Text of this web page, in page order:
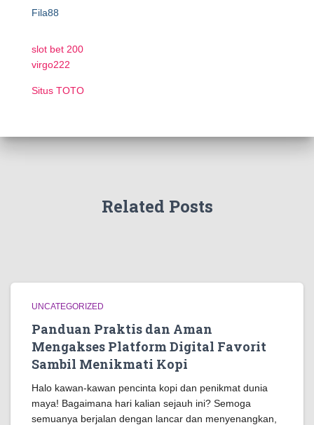
Fila88
slot bet 200
virgo222
Situs TOTO
Related Posts
UNCATEGORIZED
Panduan Praktis dan Aman
Mengakses Platform Digital Favorit
Sambil Menikmati Kopi
Halo kawan-kawan pencinta kopi dan penikmat dunia
maya! Bagaimana hari kalian sejauh ini? Semoga
semuanya berjalan dengan lancar dan menyenangkan,